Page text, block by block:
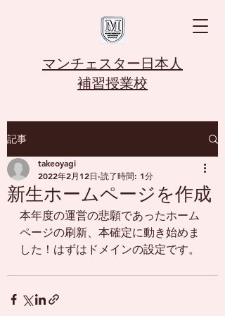
マンチェスター日本人
補習授業校
記事
新生ホームページを作成
takeoyagi
2022年2月12日 読了時間: 1分
本年度の運営の悲願であったホーム
ページの刷新、本確定に動き始めま
した！はずはドメインの設定です。